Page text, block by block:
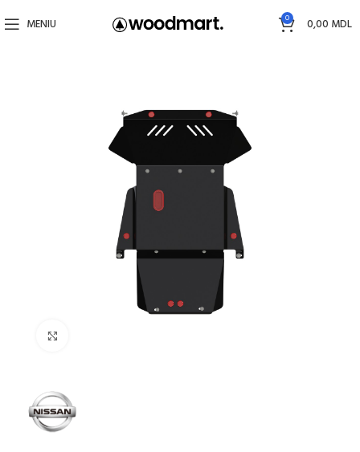
MENIU 0 0,00 MDL